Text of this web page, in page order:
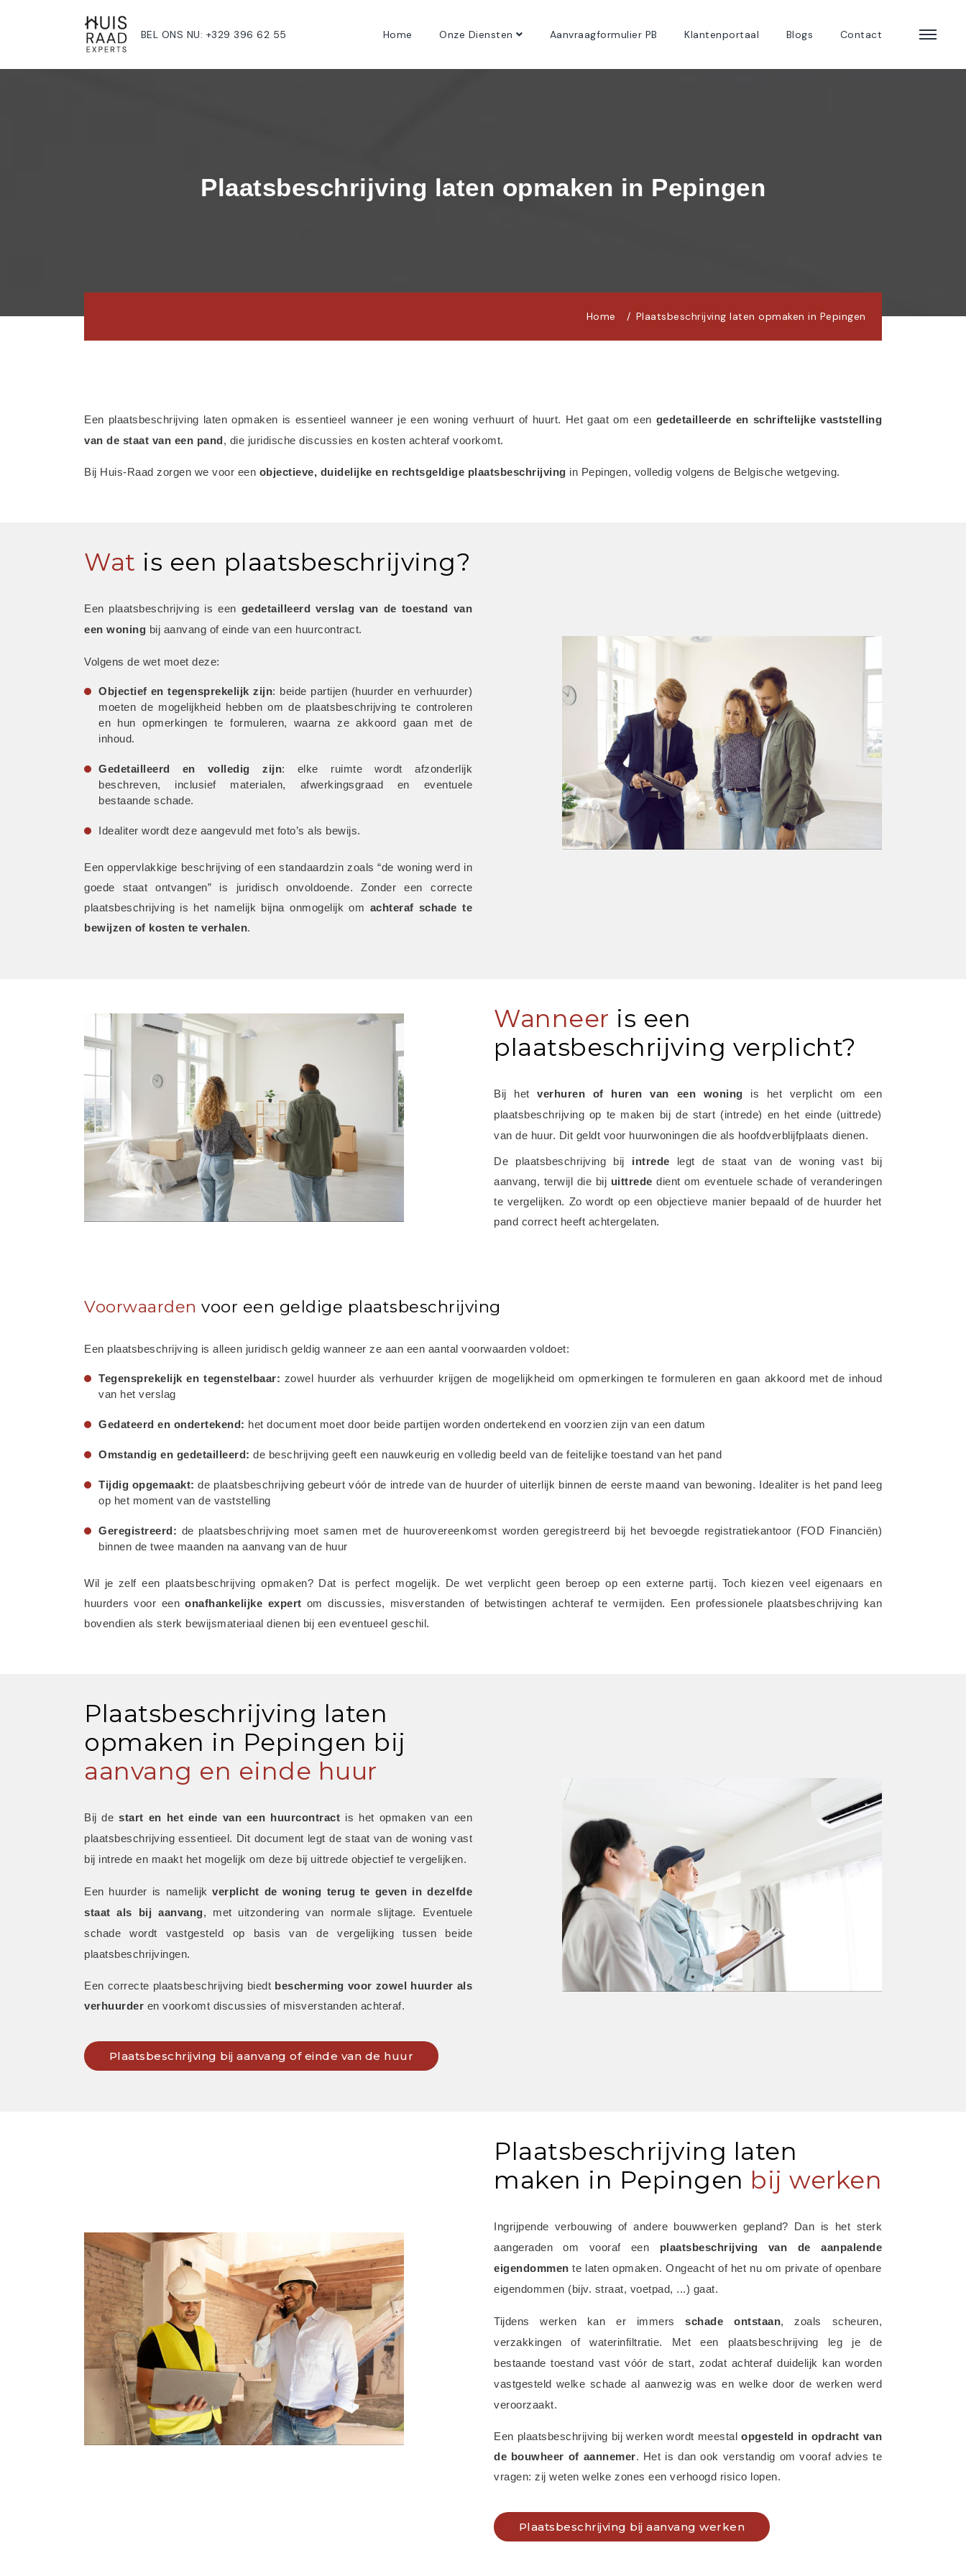
BEL ONS NU: +329 396 62 55 Home Onze Diensten Aanvraagformulier PB Klantenportaal Blogs Contact
Plaatsbeschrijving laten opmaken in Pepingen
Home Plaatsbeschrijving laten opmaken in Pepingen
Een plaatsbeschrijving laten opmaken is essentieel wanneer je een woning verhuurt of huurt. Het gaat om een gedetailleerde en schriftelijke vaststelling
van de staat van een pand , die juridische discussies en kosten achteraf voorkomt.
Bij Huis-Raad zorgen we voor een objectieve, duidelijke en rechtsgeldige plaatsbeschrijving in Pepingen, volledig volgens de Belgische wetgeving.
Wat is een plaatsbeschrijving?
Een plaatsbeschrijving is een gedetailleerd verslag van de toestand van
een woning bij aanvang of einde van een huurcontract.
Volgens de wet moet deze:
Objectief en tegensprekelijk zijn: beide partijen (huurder en verhuurder)
moeten de mogelijkheid hebben om de plaatsbeschrijving te controleren
en hun opmerkingen te formuleren, waarna ze akkoord gaan met de
inhoud.
Gedetailleerd en volledig zijn: elke ruimte wordt afzonderlijk
beschreven, inclusief materialen, afwerkingsgraad en eventuele
bestaande schade.
Idealiter wordt deze aangevuld met foto’s als bewijs.
Een oppervlakkige beschrijving of een standaardzin zoals “de woning werd in
goede staat ontvangen” is juridisch onvoldoende. Zonder een correcte
plaatsbeschrijving is het namelijk bijna onmogelijk om achteraf schade te
bewijzen of kosten te verhalen.
Wanneer is een
plaatsbeschrijving verplicht?
Bij het verhuren of huren van een woning is het verplicht om een
plaatsbeschrijving op te maken bij de start (intrede) en het einde (uittrede)
van de huur. Dit geldt voor huurwoningen die als hoofdverblijfplaats dienen.
De plaatsbeschrijving bij intrede legt de staat van de woning vast bij
aanvang, terwijl die bij uittrede dient om eventuele schade of veranderingen
te vergelijken. Zo wordt op een objectieve manier bepaald of de huurder het
pand correct heeft achtergelaten.
Voorwaarden voor een geldige plaatsbeschrijving
Een plaatsbeschrijving is alleen juridisch geldig wanneer ze aan een aantal voorwaarden voldoet:
Tegensprekelijk en tegenstelbaar: zowel huurder als verhuurder krijgen de mogelijkheid om opmerkingen te formuleren en gaan akkoord met de inhoud
van het verslag
Gedateerd en ondertekend: het document moet door beide partijen worden ondertekend en voorzien zijn van een datum
Omstandig en gedetailleerd: de beschrijving geeft een nauwkeurig en volledig beeld van de feitelijke toestand van het pand
Tijdig opgemaakt: de plaatsbeschrijving gebeurt vóór de intrede van de huurder of uiterlijk binnen de eerste maand van bewoning. Idealiter is het pand leeg
op het moment van de vaststelling
Geregistreerd: de plaatsbeschrijving moet samen met de huurovereenkomst worden geregistreerd bij het bevoegde registratiekantoor (FOD Financiën)
binnen de twee maanden na aanvang van de huur
Wil je zelf een plaatsbeschrijving opmaken? Dat is perfect mogelijk. De wet verplicht geen beroep op een externe partij. Toch kiezen veel eigenaars en
huurders voor een onafhankelijke expert om discussies, misverstanden of betwistingen achteraf te vermijden. Een professionele plaatsbeschrijving kan
bovendien als sterk bewijsmateriaal dienen bij een eventueel geschil.
Plaatsbeschrijving laten
opmaken in Pepingen bij
aanvang en einde huur
Bij de start en het einde van een huurcontract is het opmaken van een
plaatsbeschrijving essentieel. Dit document legt de staat van de woning vast
bij intrede en maakt het mogelijk om deze bij uittrede objectief te vergelijken.
Een huurder is namelijk verplicht de woning terug te geven in dezelfde
staat als bij aanvang, met uitzondering van normale slijtage. Eventuele
schade wordt vastgesteld op basis van de vergelijking tussen beide
plaatsbeschrijvingen.
Een correcte plaatsbeschrijving biedt bescherming voor zowel huurder als
verhuurder en voorkomt discussies of misverstanden achteraf.
Plaatsbeschrijving bij aanvang of einde van de huur
Plaatsbeschrijving laten
maken in Pepingen bij werken
Ingrijpende verbouwing of andere bouwwerken gepland? Dan is het sterk
aangeraden om vooraf een plaatsbeschrijving van de aanpalende
eigendommen te laten opmaken. Ongeacht of het nu om private of openbare
eigendommen (bijv. straat, voetpad, ...) gaat.
Tijdens werken kan er immers schade ontstaan, zoals scheuren,
verzakkingen of waterinfiltratie. Met een plaatsbeschrijving leg je de
bestaande toestand vast vóór de start, zodat achteraf duidelijk kan worden
vastgesteld welke schade al aanwezig was en welke door de werken werd
veroorzaakt.
Een plaatsbeschrijving bij werken wordt meestal opgesteld in opdracht van
de bouwheer of aannemer. Het is dan ook verstandig om vooraf advies te
vragen: zij weten welke zones een verhoogd risico lopen.
Plaatsbeschrijving bij aanvang werken